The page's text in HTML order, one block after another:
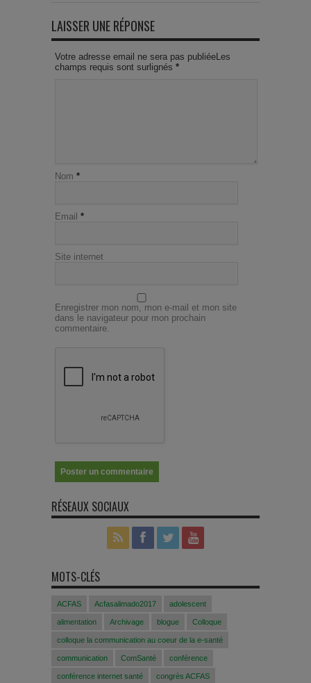
LAISSER UNE RÉPONSE
Votre adresse email ne sera pas publiéeLes
champs requis sont surlignés *
Nom *
Email *
Site internet
Enregistrer mon nom, mon e-mail et mon site
dans le navigateur pour mon prochain
commentaire.
RÉSEAUX SOCIAUX
MOTS-CLÉS
ACFAS Acfasalimado2017 adolescent
alimentation Archivage blogue Colloque
colloque la communication au coeur de la e-santé
communication ComSanté conférence
conférence internet santé congrès ACFAS